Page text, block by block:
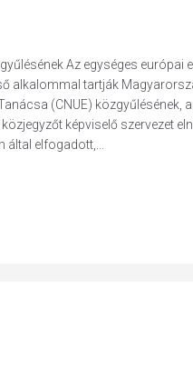
Az egységes európai
alkalommal tartják
(CNUE) közgyűlésének,
képviselő szervezet
elfogadott,...